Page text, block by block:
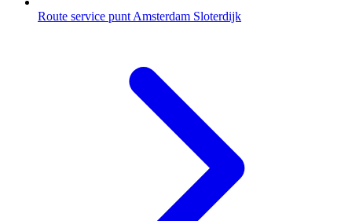
Route service punt Amsterdam Sloterdijk